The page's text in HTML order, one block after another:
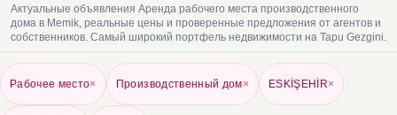
Актуальные объявления Аренда рабочего места производственного
дома в Memik, реальные цены и проверенные предложения от агентов и
собственников. Самый широкий портфель недвижимости на Tapu Gezgini.
Рабочее место× Производственный дом× ESKİŞEHİR×